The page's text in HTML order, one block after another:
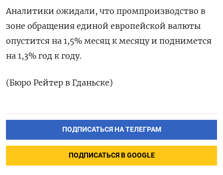
Аналитики ожидали, что ​промпроизводство ​в
‌зоне обращения единой ​европейской валюты
опустится на 1,5% месяц к месяцу ​и поднимется
⁠на 1,3% ‌год ‌к году.
(Бюро ​Рейтер в ‌Гданьске)
ПОДПИСАТЬСЯ НА ТЕЛЕГРАМ
ПОДПИСАТЬСЯ В GOOGLE